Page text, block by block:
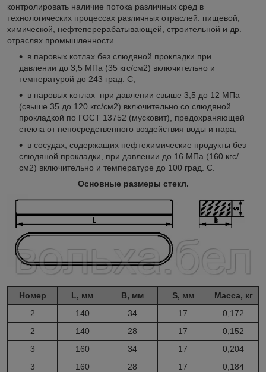
контролировать наличие потока различных сред в
технологических процессах различных отраслей: пищевой,
химической, нефтеперерабатывающей, строительной и др.
отраслях промышленности.
в паровых котлах без слюдяной прокладки при
давлении до 3,5 МПа (35 кгс/см2) включительно и
температурой до 243 град. С;
в паровых котлах при давлении свыше 3,5 до 12 МПа
(свыше 35 до 120 кгс/см2) включительно со слюдяной
прокладкой по ГОСТ 13752 (мусковит), предохраняющей
стекла от непосредственного воздействия воды и пара;
в сосудах, содержащих нефтехимические продукты без
слюдяной прокладки, при давлении до 16 МПа (160 кгс/
см2) включительно и температуре до 100 град. С.
Основные размеры стекл.
Номер L, мм В, мм S, мм
Масса, кг
2
140 34 17
0,172
2
140 28 17
0,152
3
160 34 17
0,204
3
160 28 17
0,184